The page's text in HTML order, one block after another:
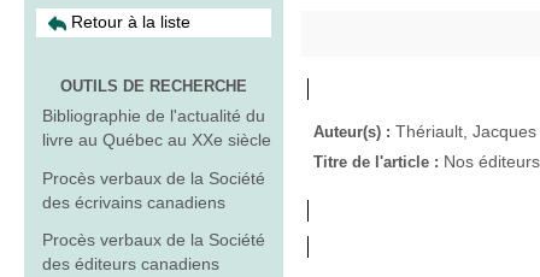
Retour à la liste
OUTILS DE RECHERCHE
Bibliographie de l'actualité du
livre au Québec au XXe siècle
Procès verbaux de la Société
des écrivains canadiens
Procès verbaux de la Société
des éditeurs canadiens
Auteur(s) : Thériault, Jacques
Titre de l'article : Nos